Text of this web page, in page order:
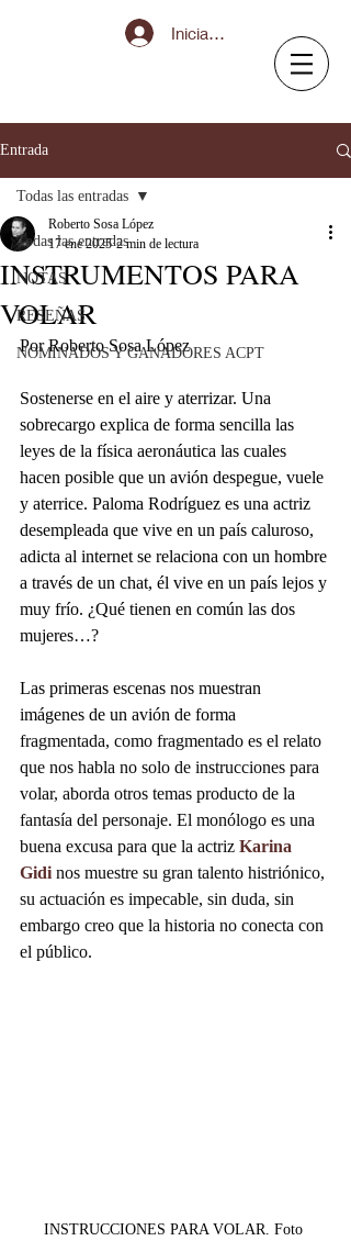
Iniciar sesión
Entrada
Todas las entradas
NOTAS
RESEÑAS
NOMINADOS Y GANADORES ACPT
Todas las entradas
INSTRUMENTOS PARA
VOLAR
Roberto Sosa López
17 ene 2025 2 min de lectura
Por Roberto Sosa López
Sostenerse en el aire y aterrizar. Una
sobrecargo explica de forma sencilla las
leyes de la física aeronáutica las cuales
hacen posible que un avión despegue, vuele
y aterrice. Paloma Rodríguez es una actriz
desempleada que vive en un país caluroso,
adicta al internet se relaciona con un hombre
a través de un chat, él vive en un país lejos y
muy frío. ¿Qué tienen en común las dos
mujeres…?
Las primeras escenas nos muestran
imágenes de un avión de forma
fragmentada, como fragmentado es el relato
que nos habla no solo de instrucciones para
volar, aborda otros temas producto de la
fantasía del personaje. El monólogo es una
buena excusa para que la actriz Karina
Gidi nos muestre su gran talento histriónico,
su actuación es impecable, sin duda, sin
embargo creo que la historia no conecta con
el público.
INSTRUCCIONES PARA VOLAR. Foto